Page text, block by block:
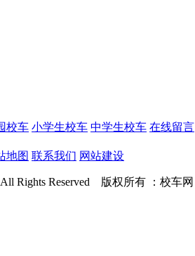
校车 小学生校车 中学生校车 在线留言
地图 联系我们 网站建设
All Rights Reserved 版权所有 ：校车网